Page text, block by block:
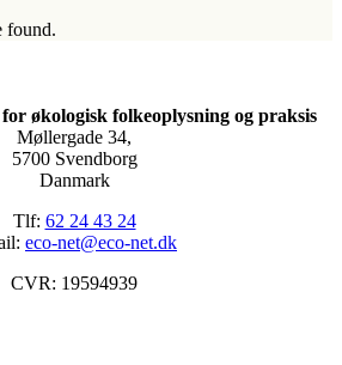
found.
økologisk folkeoplysning og praksis
Møllergade 34,
5700 Svendborg
Danmark
Tlf: 62 24 43 24
eco-net@eco-net.dk
CVR: 19594939